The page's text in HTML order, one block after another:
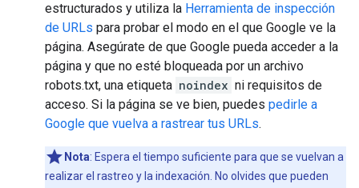
estructurados y utiliza la Herramienta de inspección
de URLs para probar el modo en el que Google ve la
página. Asegúrate de que Google pueda acceder a la
página y que no esté bloqueada por un archivo
robots.txt, una etiqueta noindex ni requisitos de
acceso. Si la página se ve bien, puedes pedirle a
Google que vuelva a rastrear tus URLs.
Nota: Espera el tiempo suficiente para que se vuelvan a
realizar el rastreo y la indexación. No olvides que pueden